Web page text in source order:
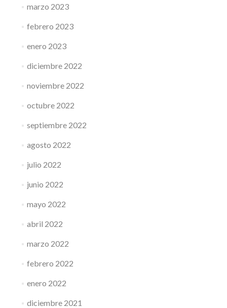
marzo 2023
febrero 2023
enero 2023
diciembre 2022
noviembre 2022
octubre 2022
septiembre 2022
agosto 2022
julio 2022
junio 2022
mayo 2022
abril 2022
marzo 2022
febrero 2022
enero 2022
diciembre 2021